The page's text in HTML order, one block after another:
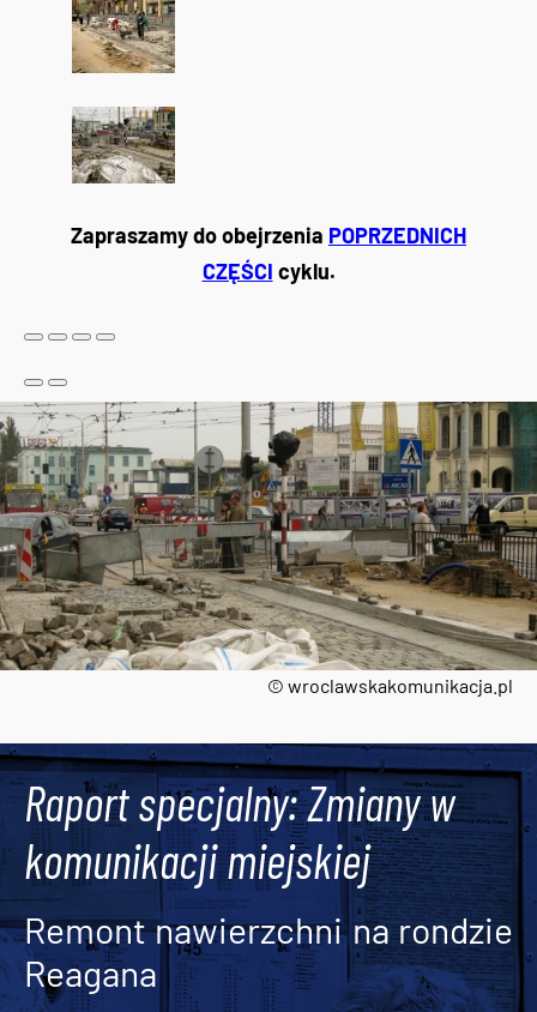
© wroclawskakomunikacja.pl
Zapraszamy do obejrzenia POPRZEDNICH
CZĘŚCI cyklu.
Raport specjalny: Zmiany w
komunikacji miejskiej
Remont nawierzchni na rondzie
Reagana